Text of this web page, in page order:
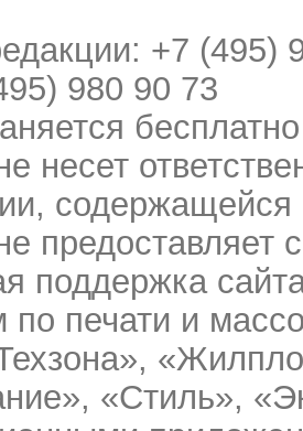
+7 (495)
980 90 73
бесплатно
несет
содержащейся
предоставляет
поддержка
по печати и
«Стиль»,